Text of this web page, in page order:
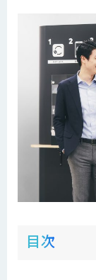
目次